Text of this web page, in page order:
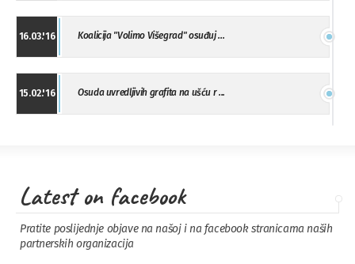
16.03.'16 Koalicija "Volimo Višegrad" osuđuj ...
15.02.'16 Osuda uvredljivih grafita na ušću r ...
13.11.'15 Osuda napada u Drvaru
Latest on facebook
Pratite poslijednje objave na našoj i na facebook stranicama naših
partnerskih organizacija